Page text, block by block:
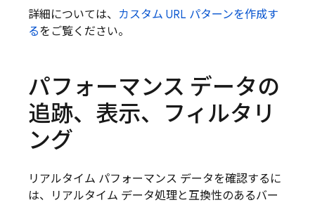
詳細については、 カスタム URL パターンを作成す
るをご覧ください。
パフォーマンス データの
追跡、表示、フィルタリ
ング
リアルタイム パフォーマンス データを確認するに
は、リアルタイム データ処理と互換性のあるバー